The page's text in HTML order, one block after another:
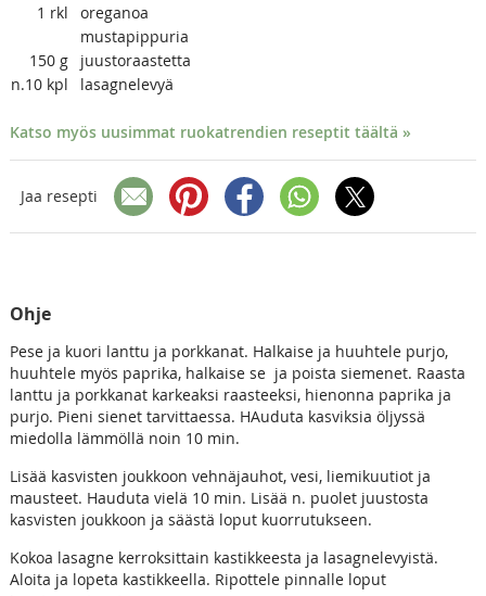
1 rkl
oreganoa
mustapippuria
150 g
juustoraastetta
n.10 kpl lasagnelevyä
Katso myös uusimmat ruokatrendien reseptit täältä »
Jaa resepti
Ohje
Pese ja kuori lanttu ja porkkanat. Halkaise ja huuhtele purjo,
huuhtele myös paprika, halkaise se ja poista siemenet. Raasta
lanttu ja porkkanat karkeaksi raasteeksi, hienonna paprika ja
purjo. Pieni sienet tarvittaessa. HAuduta kasviksia öljyssä
miedolla lämmöllä noin 10 min.
Lisää kasvisten joukkoon vehnäjauhot, vesi, liemikuutiot ja
mausteet. Hauduta vielä 10 min. Lisää n. puolet juustosta
kasvisten joukkoon ja säästä loput kuorrutukseen.
Kokoa lasagne kerroksittain kastikkeesta ja lasagnelevyistä.
Aloita ja lopeta kastikkeella. Ripottele pinnalle loput